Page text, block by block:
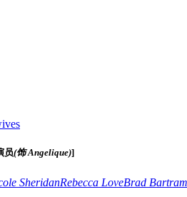
员(饰 Angelique)]
SheridanRebecca LoveBrad Bartram